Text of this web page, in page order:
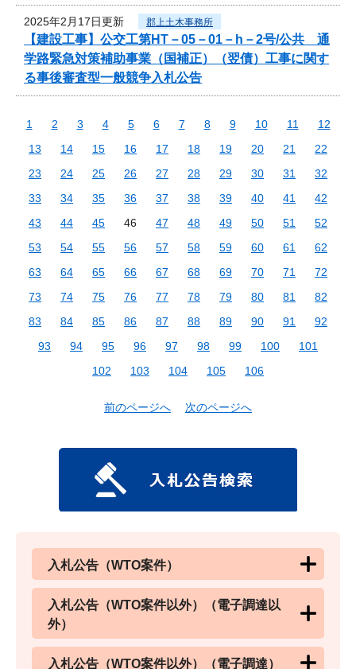
2025年2月17日更新 郡上土木事務所
【建設工事】公交工第HT－05－01－h－2号/公共 通
学路緊急対策補助事業（国補正）（翌債）工事に関す
る事後審査型一般競争入札公告
1 2 3 4 5 6 7 8 9 10 11
12
13
14 15 16 17 18 19 20 21
22
23
24 25 26 27 28 29 30 31
32
33
34 35 36 37 38 39 40 41
42
43
44 45 46 47 48 49 50 51
52
53
54 55 56 57 58 59 60 61
62
63
64 65 66 67 68 69 70 71
72
73
74 75 76 77 78 79 80 81
82
83
84 85 86 87 88 89 90 91
92
93
94 95 96 97 98 99 100
101
102
103 104 105 106
前のページへ 次のページへ
入札公告（WTO案件）
入札公告（WTO案件以外）（電子調達以
外）
入札公告（WTO案件以外）（電子調達）